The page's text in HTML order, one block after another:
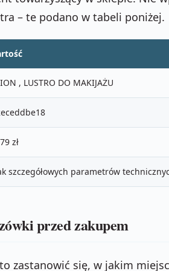
– te podano w tabeli poniżej.
, LUSTRO DO MAKIJAŻU
zł
szczegółowych parametrów
przed zakupem
zastanowić się, w jakim